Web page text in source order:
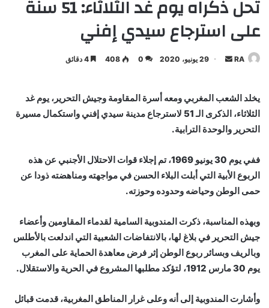
تحل ذكراه يوم غد الثلاثاء: 51 سنة
على استرجاع سيدي إفني
RA
أرسل 29 يونيو، 2020 0
408
يخلد الشعب المغربي ومعه أسرة المقاومة وجيش التحرير، يوم غد
الثلاثاء، الذكرى الـ 51 لاسترجاع مدينة سيدي إفني واستكمال مسيرة
التحرير والوحدة الترابية.
ففي يوم 30 يونيو 1969، تم إجلاء قوات الاحتلال الأجنبي عن هذه
الربوع الأبية التي أبلت البلاء الحسن في مواجهته ومناهضته ذودا عن
حمى الوطن وحياضه وحدوده وحوزته.
وبهذه المناسبة، ذكرت المندوبية السامية لقدماء المقاومين وأعضاء
جيش التحرير في بلاغ لها، بالانتفاضات الشعبية التي اندلعت بالأطلس
وبالريف وبسائر ربوع الوطن إثر فرض معاهدة الحماية على المغرب
يوم 30 مارس 1912، لتؤكد مطلبها المشروع في الحرية والاستقلال.
وأشارت المندوبية إلى أنه وعلى غرار المناطق المغربية، قدمت قبائل